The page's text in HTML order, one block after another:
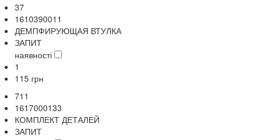
37
1610390011
ДЕМПФИРУЮЩАЯ ВТУЛКА
ЗАПИТ
наявності
1
115 грн
711
1617000133
КОМПЛЕКТ ДЕТАЛЕЙ
ЗАПИТ